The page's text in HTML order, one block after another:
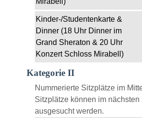
Kinder-/Studentenkarte &
Dinner (18 Uhr Dinner im
Grand Sheraton & 20 Uhr
Konzert Schloss Mirabell)
Kategorie II
Nummerierte Sitzplätze im
Sitzplätze können im nächsten
ausgesucht werden.